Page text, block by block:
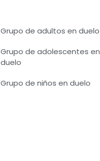
Grupo de adultos en duelo
Grupo de adolescentes en
duelo
Grupo de niños en duelo